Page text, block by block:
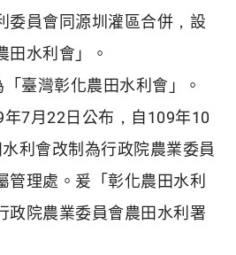
委員會同源圳灌區合併，設
田水利會」。
臺灣彰化農田水利會」。
7月22日公布，自109年10
利會改制為行政院農業委員
管理處。爰「彰化農田水利
政院農業委員會農田水利署